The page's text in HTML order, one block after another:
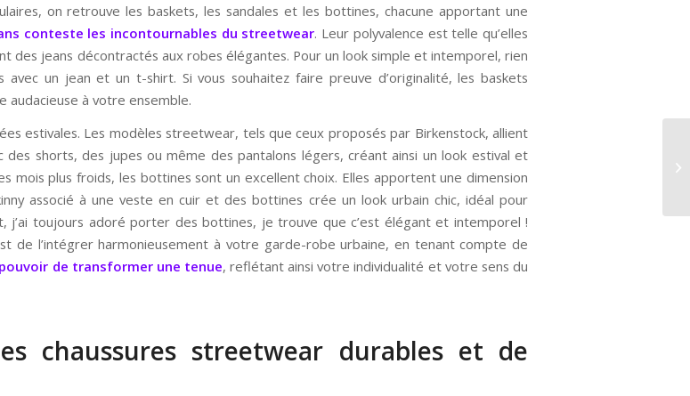
on retrouve les baskets, les sandales et les bottines, chacune apportant une
conteste les incontournables du streetwear. Leur polyvalence est telle qu’elles
des jeans décontractés aux robes élégantes. Pour un look simple et intemporel, rien
un jean et un t-shirt. Si vous souhaitez faire preuve d’originalité, les baskets
audacieuse à votre ensemble.
estivales. Les modèles streetwear, tels que ceux proposés par Birkenstock, allient
shorts, des jupes ou même des pantalons légers, créant ainsi un look estival et
mois plus froids, les bottines sont un excellent choix. Elles apportent une dimension
associé à une veste en cuir et des bottines crée un look urbain chic, idéal pour
j’ai toujours adoré porter des bottines, je trouve que c’est élégant et intemporel !
de l’intégrer harmonieusement à votre garde-robe urbaine, en tenant compte de
de transformer une tenue, reflétant ainsi votre individualité et votre sens du
chaussures streetwear durables et de